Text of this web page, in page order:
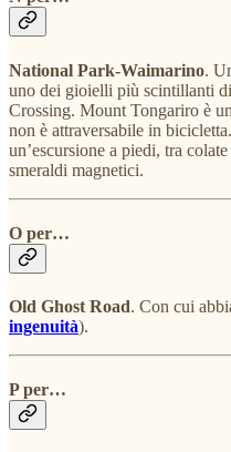
National Park-Waimarino.
uno dei gioielli più scintillanti
Crossing. Mount Tongariro è
non è attraversabile in
un’escursione a piedi, tra
smeraldi magnetici.
O per…
Old Ghost Road. Con cui
ingenuità).
P per…